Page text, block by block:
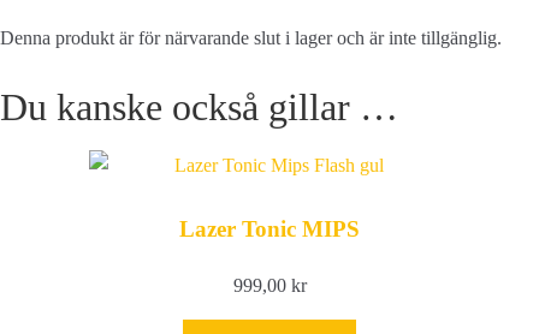
Denna produkt är för närvarande slut i lager och är inte tillgänglig.
Du kanske också gillar …
Lazer Tonic MIPS
999,00 kr